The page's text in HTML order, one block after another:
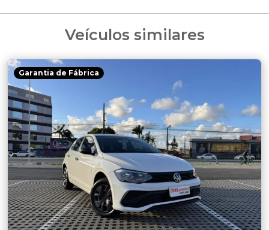
Veículos similares
Garantia de Fábrica